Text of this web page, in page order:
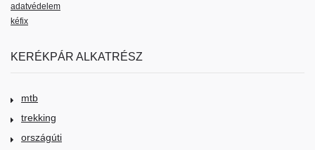
adatvédelem
kéfix
KERÉKPÁR ALKATRÉSZ
mtb
trekking
országúti